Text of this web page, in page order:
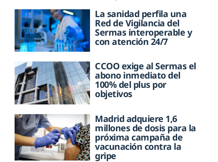
La sanidad perfila una
Red de Vigilancia del
Sermas interoperable y
con atención 24/7
CCOO exige al Sermas el
abono inmediato del
100% del plus por
objetivos
Madrid adquiere 1,6
millones de dosis para la
próxima campaña de
vacunación contra la
gripe